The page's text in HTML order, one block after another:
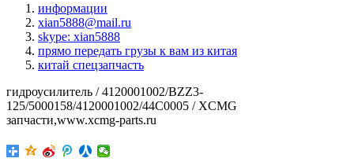
информации
xian5888@mail.ru
skype: xian5888
прямо передать грузы к вам из китая
китай спецзапчасть
гидроусилитель / 4120001002/BZZ3-
125/5000158/4120001002/44C0005 / XCMG
запчасти,www.xcmg-parts.ru